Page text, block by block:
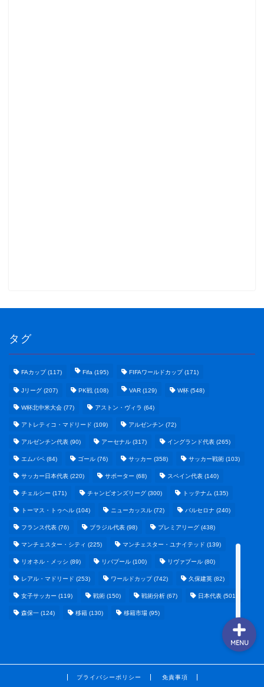
タグ
FAカップ(117) Fifa (195) FIFAワールドカップ(171)
Jリーグ (207) PK戦 (108) VAR (129) W杯 (548)
W杯北中米大会 (77) アストン・ヴィラ (64)
アトレティコ・マドリード (109) アルゼンチン (72)
アルゼンチン代表 (90) アーセナル (317) イングランド代表 (265)
エムバペ (84) ゴール (76) サッカー (358) サッカー戦術 (103)
サッカー日本代表 (220) サポーター (68) スペイン代表 (140)
チェルシー (171) チャンピオンズリーグ (300) トッテナム (135)
トーマス・トゥヘル (104) ニューカッスル (72) バルセロナ (240)
フランス代表 (76) ブラジル代表 (98) プレミアリーグ (438)
マンチェスター・シティ (225) マンチェスター・ユナイテッド (139)
リオネル・メッシ (89) リバプール (100) リヴァプール (80)
レアル・マドリード (253) ワールドカップ(742) 久保建英 (82)
女子サッカー (119) 戦術 (150) 戦術分析 (67) 日本代表 (501)
森保一 (124) 移籍 (130) 移籍市場 (95)
プライバシーポリシー 免責事項
MENU
野球まとめ
ゲームまとめ
テクノロジーまとめ
ビジネス・経済まとめ